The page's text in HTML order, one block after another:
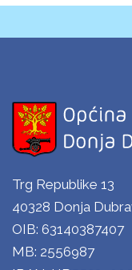
Trg Republike 13
40328 Donja
OIB: 63140387407
MB: 2556987